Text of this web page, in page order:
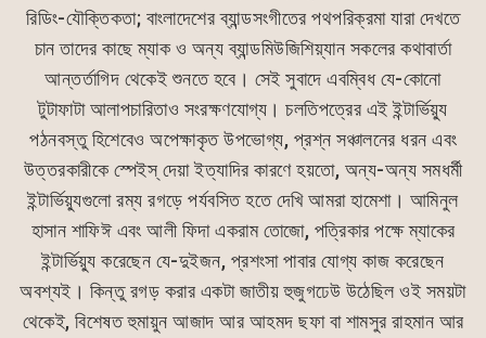
রিডিং-যৌক্তিকতা; বাংলাদেশের ব্যান্ডসংগীতের পথপরিক্রমা যারা দেখতে
চান তাদের কাছে ম্যাক ও অন্য ব্যান্ডমিউজিশিয়্যান সকলের কথাবার্তা
আন্তর্তাগিদ থেকেই শুনতে হবে। সেই সুবাদে এবম্বিধ যে-কোনো
টুটাফাটা আলাপচারিতাও সংরক্ষণযোগ্য। চলতিপত্রের এই ইন্টার্ভিয়্যু
পঠনবস্তু হিশেবেও অপেক্ষাকৃত উপভোগ্য, প্রশ্ন সঞ্চালনের ধরন এবং
উত্তরকারীকে স্পেইস্ দেয়া ইত্যাদির কারণে হয়তো, অন্য-অন্য সমধর্মী
ইন্টার্ভিয়্যুগুলো রম্য রগড়ে পর্যবসিত হতে দেখি আমরা হামেশা। আমিনুল
হাসান শাফিঈ এবং আলী ফিদা একরাম তোজো, পত্রিকার পক্ষে ম্যাকের
ইন্টার্ভিয়্যু করেছেন যে-দুইজন, প্রশংসা পাবার যোগ্য কাজ করেছেন
অবশ্যই। কিন্তু রগড় করার একটা জাতীয় হুজুগঢেউ উঠেছিল ওই সময়টা
থেকেই, বিশেষত হুমায়ুন আজাদ আর আহমদ ছফা বা শামসুর রাহমান আর